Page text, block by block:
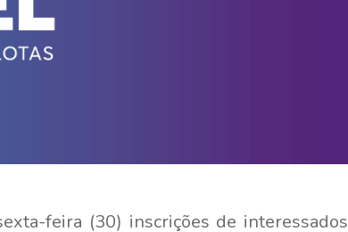
feira (30) inscrições de interessados